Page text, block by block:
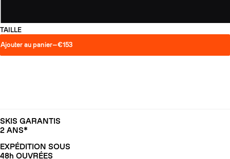
TAILLE
Ajouter au panier—€153
SKIS GARANTIS
2 ANS*
EXPÉDITION SOUS
48h OUVRÉES